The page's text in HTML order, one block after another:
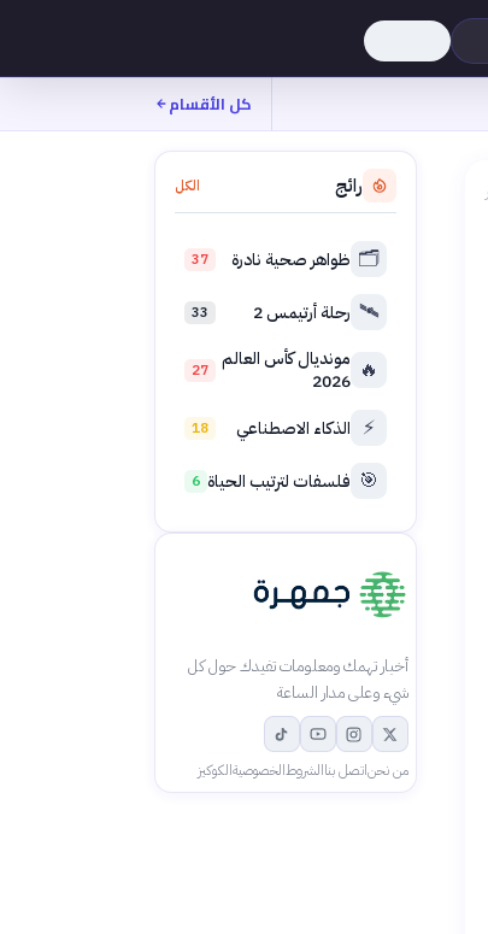
كل الأقسام
رائج الكل
🗂️ ظواهر صحية نادرة 37
🛰️ رحلة أرتيمس 2 33
🔥 مونديال كأس العالم
2026
27
⚡ الذكاء الاصطناعي 18
🎯 فلسفات لترتيب الحياة 6
أخبار تهمك ومعلومات تفيدك حول كل
شيء وعلى مدار الساعة
من نحناتصل بناالشروطالخصوصيةالكوكيز